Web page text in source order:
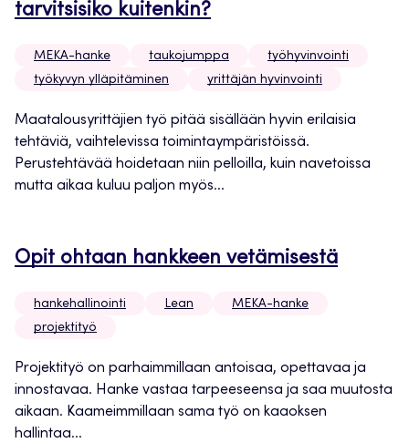
tarvitsisiko kuitenkin?
MEKA-hanke taukojumppa
työhyvinvointi
työkyvyn ylläpitäminen
yrittäjän hyvinvointi
Maatalousyrittäjien työ pitää sisällään hyvin erilaisia
tehtäviä, vaihtelevissa toimintaympäristöissä.
Perustehtävää hoidetaan niin pelloilla, kuin navetoissa
mutta aikaa kuluu paljon myös...
Opit ohtaan hankkeen vetämisestä
hankehallinointi Lean
MEKA-hanke
projektityö
Projektityö on parhaimmillaan antoisaa, opettavaa ja
innostavaa. Hanke vastaa tarpeeseensa ja saa muutosta
aikaan. Kaameimmillaan sama työ on kaaoksen
hallintaa...